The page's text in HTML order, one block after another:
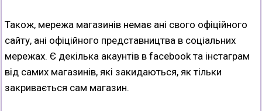
Також, мережа магазинів немає ані свого офіційного
сайту, ані офіційного представництва в соціальних
мережах. Є декілька акаунтів в facebook та інстаграм
від самих магазинів, які закидаються, як тільки
закривається сам магазин.